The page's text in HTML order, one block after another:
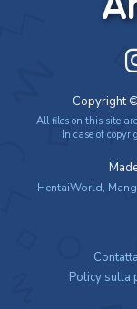
Copyright
All files on this site
In case of
HentaiWorld,
Policy sulla